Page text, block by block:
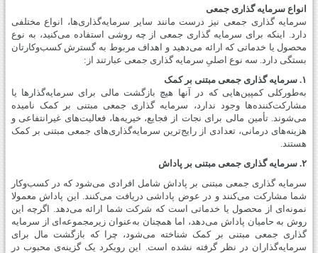
انواع سرمایه گذاری جمعی
سرمایه گذاری جمعی نیز درست مانند سایر سرمایه‌گذاری‌ها، انواع مختلفی
دارد. اینکه برای سرمایه گذاری جمعی از چه روشی استفاده می‌کنید، به نوع
محصول یا خدماتی که ارائه می‌دهید و اهداف مربوط به گسترش کسب‌وکارتان
بستگی دارد. سه نوع اصلیِ سرمایه گذاری جمعی عبارتند از:
۱. سرمایه گذاری جمعی مبتنی بر کمک
به‌طورکلی کمپین‌هایی که در آنها هیچ بازگشت مالی برای سرمایه‌گذارها یا
مشارکت‌کننده‌ها وجود ندارد، سرمایه گذاری جمعی مبتنی بر کمک نامیده
می‌شوند. تأمین‌ مالی برای نجات از فجایع، خیریه‌ها، فعالیت‌های غیرانتفاعی و
هزینه‌های درمانی، تعدادی از رایج‌ترین سرمایه‌گذاری‌های جمعی مبتنی بر کمک
هستند.
۲. سرمایه گذاری جمعی مبتنی بر پاداش
سرمایه گذاری جمعی مبتنی بر پاداش شامل افرادی می‌شود که در کسب‌وکار
شما مشارکت می‌کنند و در عوض پاداشی دریافت می‌کنند. این پاداش معمولا
نمونه‌ای از محصول یا خدماتی است که شرکت شما ارائه می‌دهد. اگرچه این
روش به حامیان پاداش می‌دهد، اما همچنان به‌عنوان زیرمجموعه‌ای از سرمایه
گذاری جمعی مبتنی بر کمک شناخته می‌شود، چرا که بازگشت مال برای
سرمایه‌گذاران در نظر گرفته نشده است. این رویکرد یک گزینه‌ی محبوب در